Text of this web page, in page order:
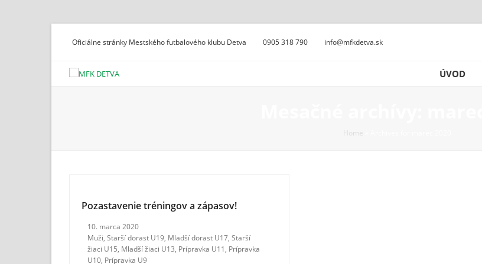
Oficiálne stránky Mestského futbalového klubu Detva 0905 318 790 info@mfkdetva.sk
ÚVOD
Home
Pozastavenie tréningov a zápasov!
10. marca 2020
Muži, Starší dorast U19, Mladší dorast U17, Starší
žiaci U15, Mladší žiaci U13, Prípravka U11, Prípravka
U10, Prípravka U9